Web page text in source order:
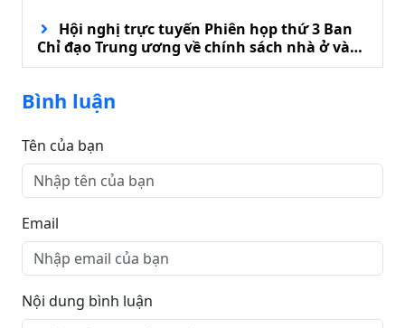
Hội nghị trực tuyến Phiên họp thứ 3 Ban
Chỉ đạo Trung ương về chính sách nhà ở và
phát triển thị trường bất động sản
Bình luận
Tên của bạn
Email
Nội dung bình luận